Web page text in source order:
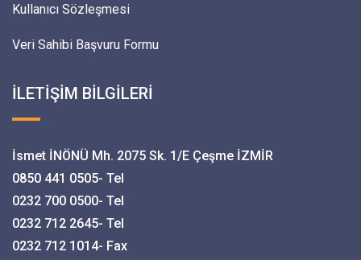
Kullanıcı Sözleşmesi
Veri Sahibi Başvuru Formu
İLETİŞİM BİLGİLERİ
İsmet İNÖNÜ Mh. 2075 Sk. 1/E Çeşme İZMİR
0850 441 0505- Tel
0232 700 0500- Tel
0232 712 2645- Tel
0232 712 1014- Fax